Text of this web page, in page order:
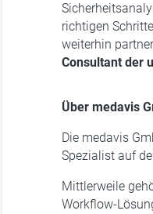
richtigen
weiterhin
Consultant der
Über medavis
Die medavis
Spezialist auf
Mittlerweile
Workflow-